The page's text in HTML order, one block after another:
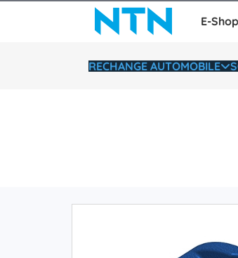
E-Shop
RECHANGE AUTOMOBILE